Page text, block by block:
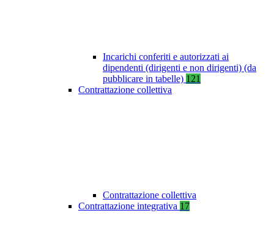
Incarichi conferiti e autorizzati ai
dipendenti (dirigenti e non dirigenti) (da
pubblicare in tabelle) 121
Contrattazione collettiva
Contrattazione collettiva
Contrattazione integrativa 17